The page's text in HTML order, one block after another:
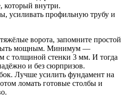
который внутри.
усиливать профильную трубу и
ворота, запомните простой
быть мощным. Минимум —
с толщиной стенки 3 мм. И тогда
и без сюрпризов.
Лучше усилить фундамент на
ломать готовые столбы и